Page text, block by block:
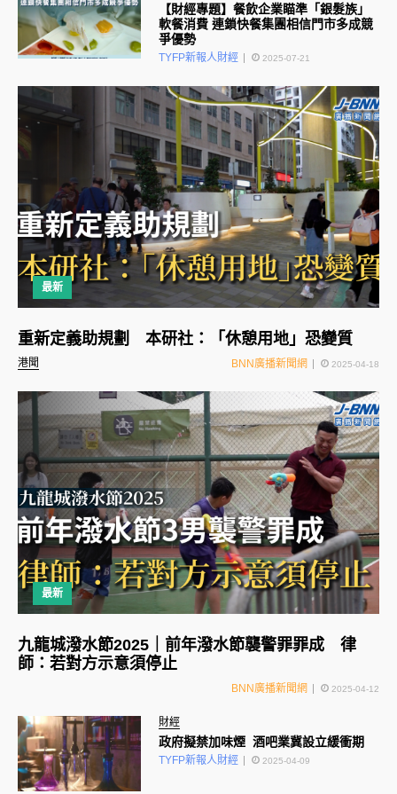
【財經專題】餐飲企業瞄準「銀髮族」
軟餐消費 連鎖快餐集團相信門市多成競
爭優勢
TYFP新報人財經 2025-07-21
最新
港聞
重新定義助規劃 本研社：「休憩用地」恐變質
BNN廣播新聞網 2025-04-18
最新
九龍城潑水節2025｜前年潑水節襲警罪罪成 律
師：若對方示意須停止
BNN廣播新聞網 2025-04-12
財經
政府擬禁加味煙 酒吧業冀設立緩衝期
TYFP新報人財經 2025-04-09